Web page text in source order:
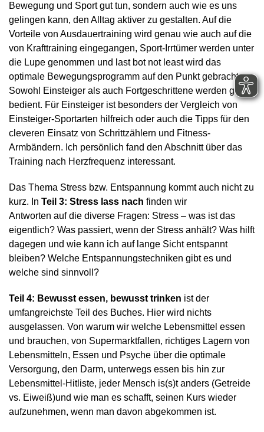
Bewegung und Sport gut tun, sondern auch wie es uns
gelingen kann, den Alltag aktiver zu gestalten. Auf die
Vorteile von Ausdauertraining wird genau wie auch auf die
von Krafttraining eingegangen, Sport-Irrtümer werden unter
die Lupe genommen und last bot not least wird das
optimale Bewegungsprogramm auf den Punkt gebracht.
Sowohl Einsteiger als auch Fortgeschrittene werden gut
bedient. Für Einsteiger ist besonders der Vergleich von
Einsteiger-Sportarten hilfreich oder auch die Tipps für den
cleveren Einsatz von Schrittzählern und Fitness-
Armbändern. Ich persönlich fand den Abschnitt über das
Training nach Herzfrequenz interessant.
Das Thema Stress bzw. Entspannung kommt auch nicht zu
kurz. In Teil 3: Stress lass nach finden wir
Antworten auf die diverse Fragen: Stress – was ist das
eigentlich? Was passiert, wenn der Stress anhält? Was hilft
dagegen und wie kann ich auf lange Sicht entspannt
bleiben? Welche Entspannungstechniken gibt es und
welche sind sinnvoll?
Teil 4: Bewusst essen, bewusst trinken ist der
umfangreichste Teil des Buches. Hier wird nichts
ausgelassen. Von warum wir welche Lebensmittel essen
und brauchen, von Supermarktfallen, richtiges Lagern von
Lebensmitteln, Essen und Psyche über die optimale
Versorgung, den Darm, unterwegs essen bis hin zur
Lebensmittel-Hitliste, jeder Mensch is(s)t anders (Getreide
vs. Eiweiß)und wie man es schafft, seinen Kurs wieder
aufzunehmen, wenn man davon abgekommen ist.